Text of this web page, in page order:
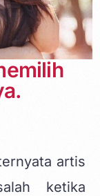
artis
ketika